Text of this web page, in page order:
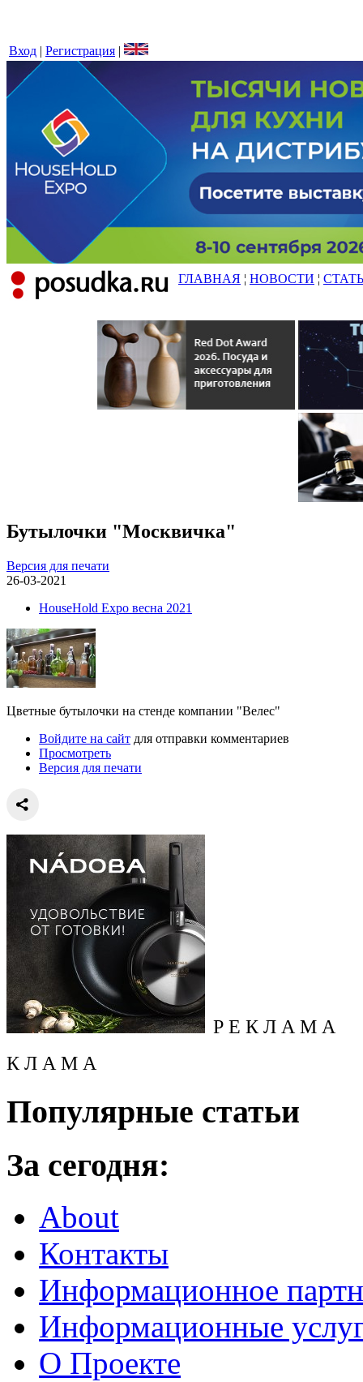
Вход | Регистрация |
ГЛАВНАЯ ¦ НОВОСТИ ¦
Бутылочки "Москвичка"
Версия для печати
26-03-2021
HouseHold Expo весна 2021
Цветные бутылочки на стенде компании "Велес"
Войдите на сайт для отправки комментариев
Просмотреть
Версия для печати
Р Е К Л А М А
К Л А М А
Популярные статьи
За сегодня:
About
Контакты
Информационное
Информационные
О Проекте